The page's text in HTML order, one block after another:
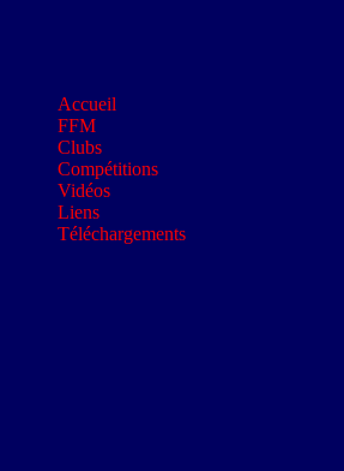
Accueil
FFM
Clubs
Compétitions
Vidéos
Liens
Téléchargements